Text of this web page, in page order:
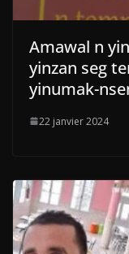
Amawal n
yinzan seg
yinumak-
22 janvier 2024